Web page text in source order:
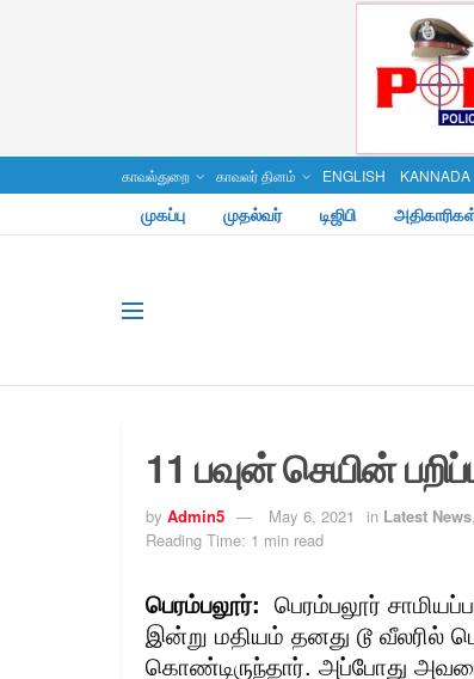
காவல்துறை காவலர் தினம் ENGLISH KANNADA
முகப்பு முதல்வர் டிஜிபி
11 பவுன் செயின்
by Admin5 May 6, 2021 in Latest News,
Reading Time: 1 min read
பெரம்பலூர்: பெரம்பலூர்
இன்று மதியம் தனது டூ வீலரில்
கொண்டிருந்தார். அப்போது